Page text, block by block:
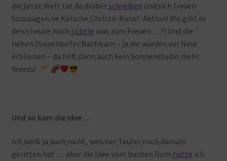
die janze Welt tät da drüberschreiben und sich freuen:
Sozusagen ne Kölsche Christo-Kunst-Aktion! Wo gibt es
denn heute noch richtig was zum Freuen …?! Und die
lieben Düsseldorfer Nachbarn – ja die würden vor Neid
erblassen – da hilft dann auch kein Sonnenstudio mehr.
Yeeess!
Und so kam die Idee …
Ich weiß ja auch nicht, welcher Teufel mich damals
geritten hat … aber die Idee vom bunten Dom hatte ich